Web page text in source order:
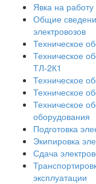
Явка на
Общие
электровозов
Техническое
Техническое
ТЛ-2К1
Техническое
Техническое
Техническое
оборудования
Подготовка
Экипировка
Сдача
эксплуатации